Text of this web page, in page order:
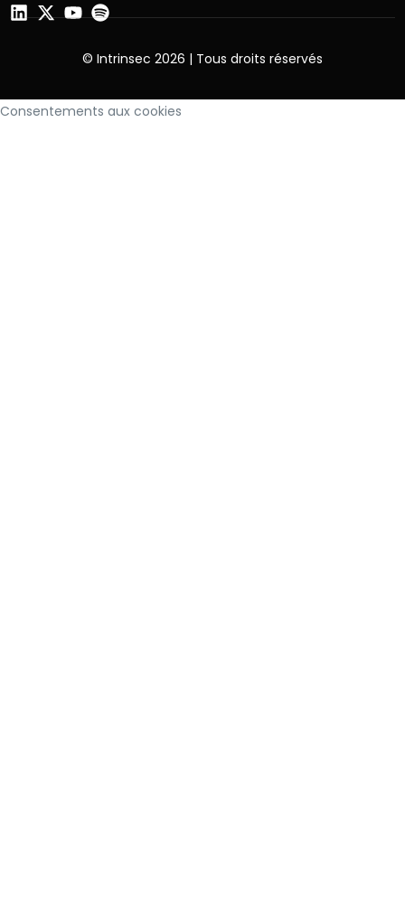
© Intrinsec 2026 | Tous droits réservés
Consentements aux cookies